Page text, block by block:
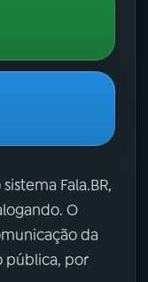
Fala.BR,
O
da
pública, por